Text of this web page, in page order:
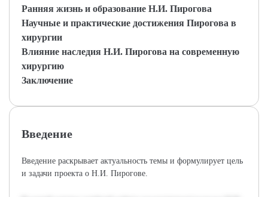
Ранняя жизнь и образование Н.И. Пирогова
Научные и практические достижения Пирогова в
хирургии
Влияние наследия Н.И. Пирогова на современную
хирургию
Заключение
Введение
Введение раскрывает актуальность темы и формулирует цель
и задачи проекта о Н.И. Пирогове.